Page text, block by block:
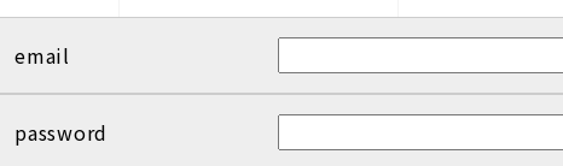
email
password